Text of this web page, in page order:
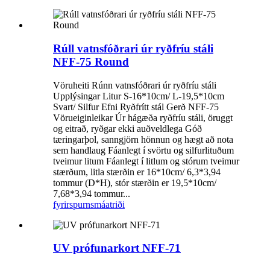
Rúll vatnsfóðrari úr ryðfríu stáli
NFF-75 Round
Vöruheiti Rúnn vatnsfóðrari úr ryðfríu stáli
Upplýsingar Litur S-16*10cm/ L-19,5*10cm
Svart/ Silfur Efni Ryðfrítt stál Gerð NFF-75
Vörueiginleikar Úr hágæða ryðfríu stáli, öruggt
og eitrað, ryðgar ekki auðveldlega Góð
tæringarþol, sanngjörn hönnun og hægt að nota
sem handlaug Fáanlegt í svörtu og silfurlituðum
tveimur litum Fáanlegt í litlum og stórum tveimur
stærðum, litla stærðin er 16*10cm/ 6,3*3,94
tommur (D*H), stór stærðin er 19,5*10cm/
7,68*3,94 tommur...
fyrirspurnsmáatriði
UV prófunarkort NFF-71